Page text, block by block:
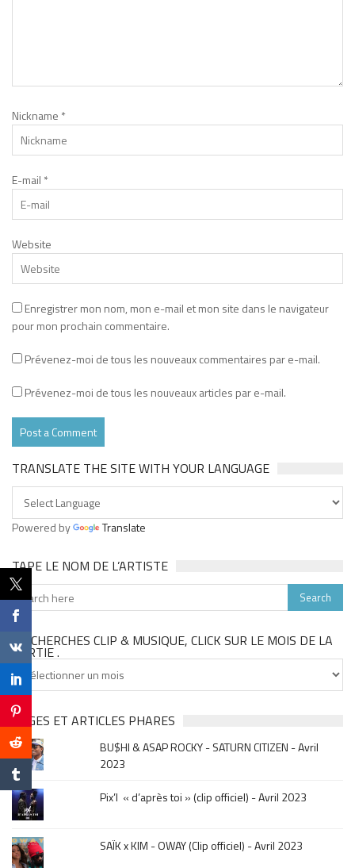
Nickname *
E-mail *
Website
Enregistrer mon nom, mon e-mail et mon site dans le navigateur
pour mon prochain commentaire.
Prévenez-moi de tous les nouveaux commentaires par e-mail.
Prévenez-moi de tous les nouveaux articles par e-mail.
TRANSLATE THE SITE WITH YOUR LANGUAGE
Powered by Translate
TAPE LE NOM DE L’ARTISTE
TU CHERCHES CLIP & MUSIQUE, CLICK SUR LE MOIS DE LA
SORTIE .
Tu
cherches
clip
&
musique,
click
sur
le
mois
de
la
sortie
PAGES ET ARTICLES PHARES
BU$HI & ASAP ROCKY - SATURN CITIZEN - Avril
2023
Pix’l « d’après toi » (clip officiel) - Avril 2023
SAÏK x KIM - OWAY (Clip officiel) - Avril 2023